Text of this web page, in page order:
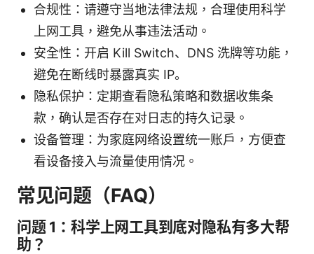
合规性：请遵守当地法律法规，合理使用科学
上网工具，避免从事违法活动。
安全性：开启 Kill Switch、DNS 洗牌等功能，
避免在断线时暴露真实 IP。
隐私保护：定期查看隐私策略和数据收集条
款，确认是否存在对日志的持久记录。
设备管理：为家庭网络设置统一账户，方便查
看设备接入与流量使用情况。
常见问题（FAQ）
问题 1：科学上网工具到底对隐私有多大帮
助？